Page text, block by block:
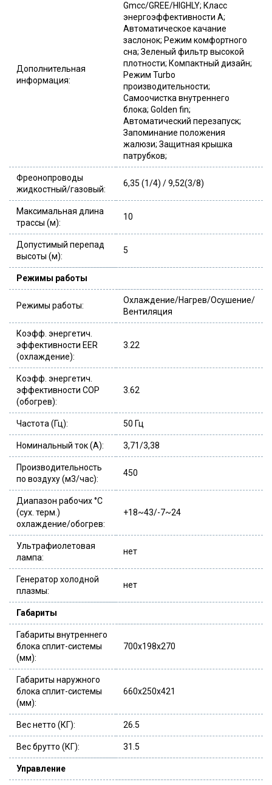
Дополнительная
информация:
Gmcc/GREE/HIGHLY; Класс
энергоэффективности А;
Автоматическое качание
заслонок; Режим комфортного
сна; Зеленый фильтр высокой
плотности; Компактный дизайн;
Режим Turbo
производительности;
Самоочистка внутреннего
блока; Golden fin;
Автоматический перезапуск;
Запоминание положения
жалюзи; Защитная крышка
патрубков;
Фреонопроводы
жидкостный/газовый:
6,35 (1/4) / 9,52(3/8)
Максимальная длина
трассы (м):
10
Допустимый перепад
высоты (м):
5
Режимы работы
Режимы работы:
Охлаждение/Нагрев/Осушение/
Вентиляция
Коэфф. энергетич.
эффективности EER
(охлаждение):
3.22
Коэфф. энергетич.
эффективности COP
(обогрев):
3.62
Частота (Гц): 50 Гц
Номинальный ток (А): 3,71/3,38
Производительность
по воздуху (м3/час):
450
Диапазон рабочих °C
(сух. терм.)
охлаждение/обогрев:
+18~43/-7~24
Ультрафиолетовая
лампа:
нет
Генератор холодной
плазмы:
нет
Габариты
Габариты внутреннего
блока сплит-системы
(мм):
700x198x270
Габариты наружного
блока сплит-системы
(мм):
660x250x421
Вес нетто (КГ): 26.5
Вес брутто (КГ): 31.5
Управление